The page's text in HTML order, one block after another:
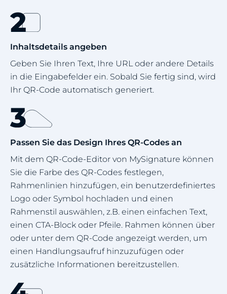
Inhaltsdetails angeben
Geben Sie Ihren Text, Ihre URL oder andere Details
in die Eingabefelder ein. Sobald Sie fertig sind, wird
Ihr QR-Code automatisch generiert.
Passen Sie das Design Ihres QR-Codes an
Mit dem QR-Code-Editor von MySignature können
Sie die Farbe des QR-Codes festlegen,
Rahmenlinien hinzufügen, ein benutzerdefiniertes
Logo oder Symbol hochladen und einen
Rahmenstil auswählen, z.B. einen einfachen Text,
einen CTA-Block oder Pfeile. Rahmen können über
oder unter dem QR-Code angezeigt werden, um
einen Handlungsaufruf hinzuzufügen oder
zusätzliche Informationen bereitzustellen.